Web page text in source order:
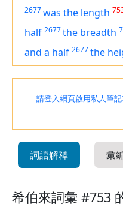
2677was the length
half 2677the breadth
and a half 2677the
請登入網頁啟用私人筆記
詞語解釋 彙
希伯來詞彙 #753